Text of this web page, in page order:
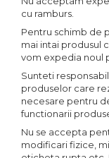
cu ramburs.
Pentru schimb de
mai intai produsul
vom expedia noul
Sunteti
produselor care
necesare pentru
functionarii
Nu se accepta
modificari fizice,